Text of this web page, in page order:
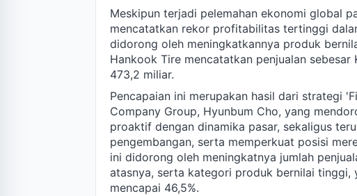
Meskipun terjadi pelemahan ekonomi global
mencatatkan rekor profitabilitas tertinggi
didorong oleh meningkatkannya produk
Hankook Tire mencatatkan penjualan sebesar
473,2 miliar.
Pencapaian ini merupakan hasil dari strategi
Company Group, Hyunbum Cho, yang
proaktif dengan dinamika pasar, sekaligus
pengembangan, serta memperkuat posisi
ini didorong oleh meningkatnya jumlah
atasnya, serta kategori produk bernilai tinggi,
mencapai 46,5%.